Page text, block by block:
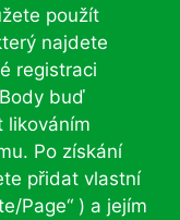
použít
najdete
registraci
buď
likováním
Po získání
přidat vlastní
Page“ ) a jejím